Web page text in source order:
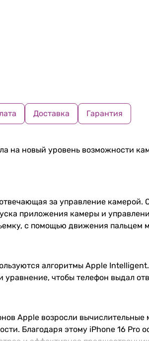
Доставка Гарантия
на новый уровень возможности
отвечающая за управление
приложения камеры и
с помощью движения пальцем
алгоритмы Apple
чтобы телефон выдал
Apple возросли вычислительные
Благодаря этому iPhone 16